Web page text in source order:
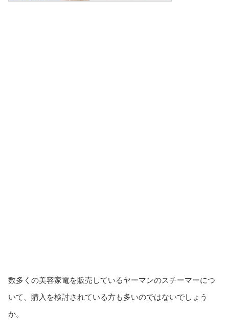
数多くの美容家電を販売しているヤーマンのスチーマーにつ
いて、購入を検討されている方も多いのではないでしょう
か。